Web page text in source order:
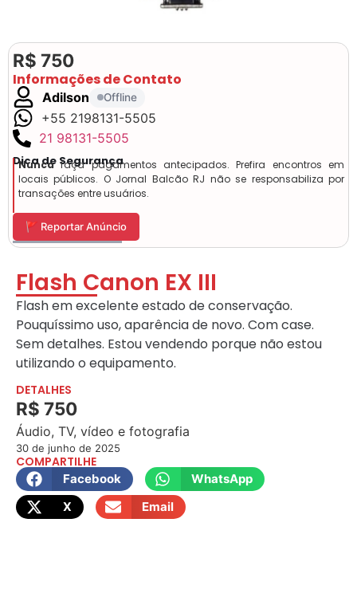
R$ 750
Informações de Contato
Adilson Offline
+55 2198131-5505
21 98131-5505
Dica de Segurança
Nuncafaça pagamentos antecipados. Prefira encontros em
locais públicos. O Jornal Balcão RJ não se responsabiliza por
transações entre usuários.
🚩 Reportar Anúncio
Flash Canon EX III
Flash em excelente estado de conservação.
Pouquíssimo uso, aparência de novo. Com case.
Sem detalhes. Estou vendendo porque não estou
utilizando o equipamento.
DETALHES
R$ 750
Áudio, TV, vídeo e fotografia
30 de junho de 2025
COMPARTILHE
Facebook
WhatsApp
X
Email